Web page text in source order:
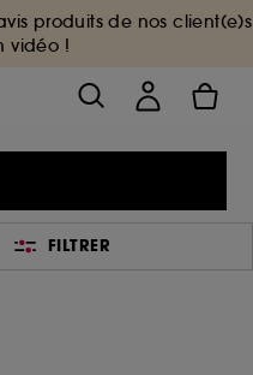
produits de nos client(e)s
vidéo !
FILTRER